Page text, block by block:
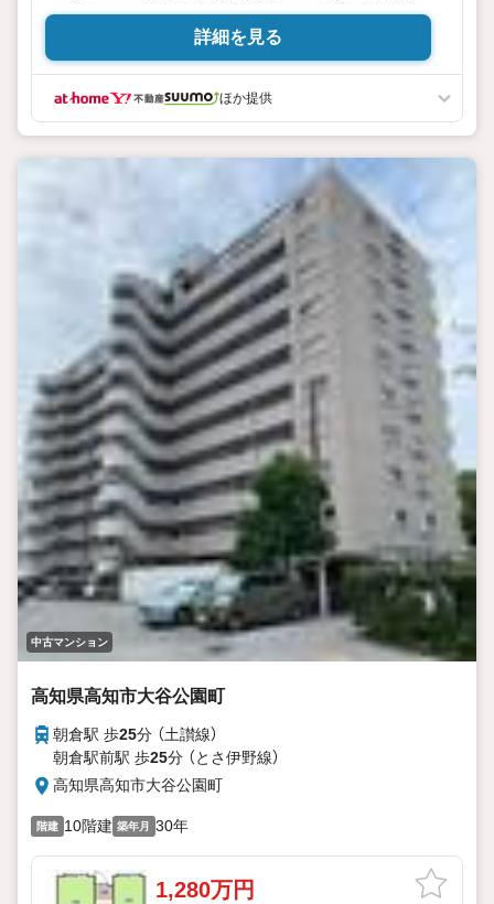
ながら、室内もきれいな一押しのマンションとなっていま
す。防犯カメラが付いており、安全面も配慮されています。
シューズボックスは、玄関の整理整頓には欠かせません。こ
ちらは10階建ての物件です。システムキッチン付きの物件で
カラーリングも統一できるため見た目に一体感が生まれ、美
詳細を見る
ほか提供
中古マンション
高知県高知市大谷公園町
朝倉駅 歩25分 （土讃線）
朝倉駅前駅 歩25分 （とさ伊野線）
高知県高知市大谷公園町
階建 10階建 築年月 30年
1,280万円